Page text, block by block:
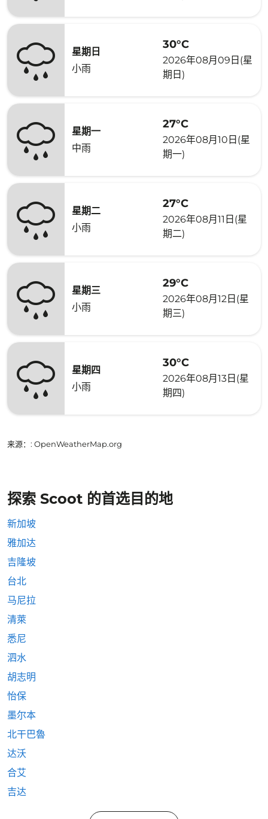
星期日
小雨
30°C
2026年08月09日(星
期日)
星期一
中雨
27°C
2026年08月10日(星
期一)
星期二
小雨
27°C
2026年08月11日(星
期二)
星期三
小雨
29°C
2026年08月12日(星
期三)
星期四
小雨
30°C
2026年08月13日(星
期四)
来源： : OpenWeatherMap.org
探索 Scoot 的首选目的地
新加坡
雅加达
吉隆坡
台北
马尼拉
清萊
悉尼
泗水
胡志明
怡保
墨尔本
北干巴魯
达沃
合艾
吉达